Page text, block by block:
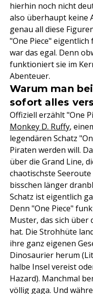
hierhin noch nicht
also überhaupt keine
genau all diese
"One Piece"
war das egal. Denn
funktioniert sie im
Abenteuer.
Warum man
sofort alles
Offiziell erzählt "One
Monkey D. Ruffy,
legendären Schatz
Piraten werden will.
über die Grand Line,
chaotischste
bisschen länger
Schatz ist eigentlich
Denn "One Piece"
Muster, das sich über
hat. Die Strohhüte
ihre ganz eigenen
Dinosaurier herum
halbe Insel vereist
Hazard). Manchmal
völlig gaga. Und